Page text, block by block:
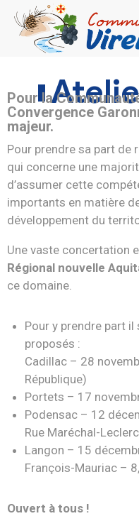
Pour la
Convergence
majeur.
Pour prendre sa part de
qui concerne une
d’assumer cette
importants en matière
développement du
Une vaste concertation
Régional nouvelle
ce domaine.
Pour y prendre part il
proposés :
Cadillac – 28
République)
Portets – 17
Podensac – 12
Rue Maréchal-
Langon – 15
François-Mauriac –
Ouvert à tous !